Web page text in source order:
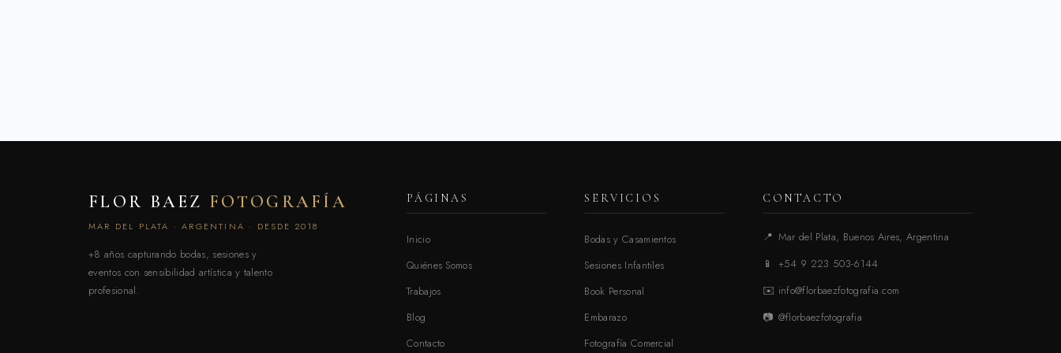
FLOR BAEZ FOTOGRAFÍA
MAR DEL PLATA · ARGENTINA · DESDE 2018
+8 años capturando bodas, sesiones y
eventos con sensibilidad artística y talento
profesional.
PÁGINAS
Inicio
Quiénes Somos
Trabajos
Blog
Contacto
SERVICIOS
Bodas y Casamientos
Sesiones Infantiles
Book Personal
Embarazo
Fotografía Comercial
CONTACTO
📍 Mar del Plata, Buenos Aires, Argentina
📱
+54 9 223 503-6144
✉️ info@florbaezfotografia.com
📷 @florbaezfotografia